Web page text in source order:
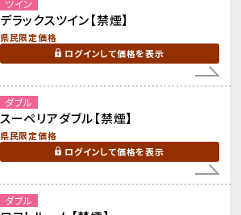
ツイン
デラックスツイン【禁煙】
県民限定価格
ログインして価格を表示
ダブル
スーペリアダブル【禁煙】
県民限定価格
ログインして価格を表示
ダブル